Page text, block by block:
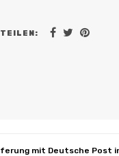
mit Deutsche Post